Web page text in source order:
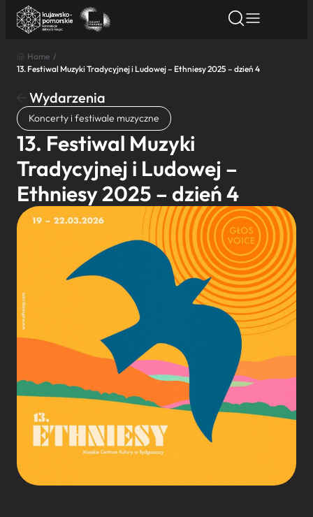
Znajdź atrakcję Znajdź artykuł Znajdź
Znajdź atrakcję
Nazwa atrakcji
Miasto
Kategoria
Wyszukaj
Home /
13. Festiwal Muzyki Tradycyjnej i Ludowej – Ethniesy 2025 – dzień 4
Wydarzenia
Koncerty i festiwale muzyczne
13. Festiwal Muzyki
Tradycyjnej i Ludowej –
Ethniesy 2025 – dzień 4